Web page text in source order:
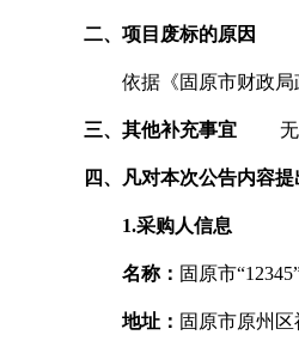
二、项目废标的原因
依据《固原市财政局政
三、其他补充事宜无
四、凡对本次公告内容
1.采购人信息
名称： 固原市
地址： 固原市原州